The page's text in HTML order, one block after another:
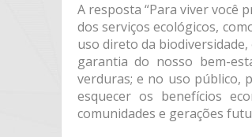
A resposta “Para viver você
dos serviços ecológicos,
uso direto da
garantia do nosso bem-
verduras; e no uso público,
esquecer os benefícios
comunidades e gerações